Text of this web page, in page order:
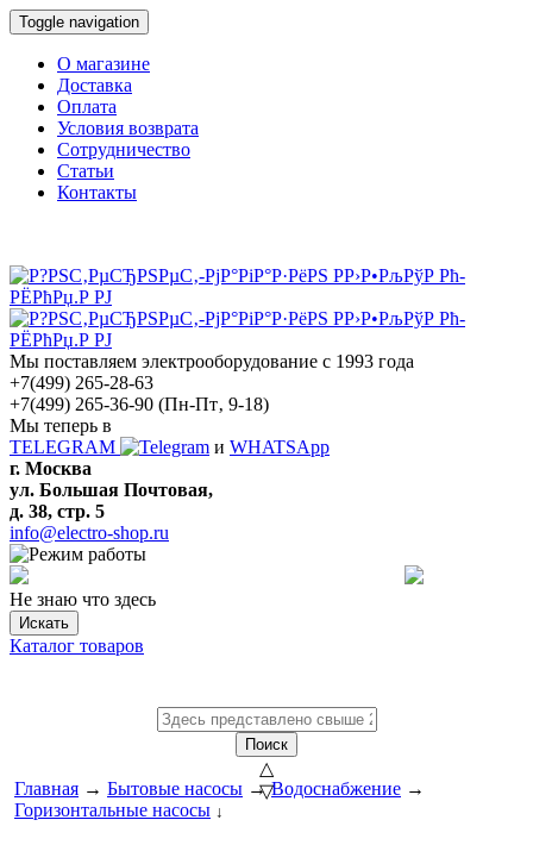
Toggle navigation
О магазине
Доставка
Оплата
Условия возврата
Сотрудничество
Статьи
Контакты
Мы поставляем электрооборудование с 1993 года
+7(499) 265-28-63
+7(499) 265-36-90 (Пн-Пт‚ 9-18)
Мы теперь в
TELEGRAM
и WHATSApp
г. Москва
ул. Большая Почтовая,
д. 38, стр. 5
info@electro-shop.ru
Не знаю что здесь
Искать
Каталог товаров
Поиск
△
▽
Главная → Бытовые насосы → Водоснабжение →
Горизонтальные насосы ↓